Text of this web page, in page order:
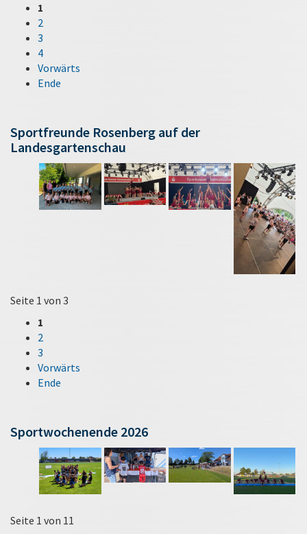
1
2
3
4
Vorwärts
Ende
Sportfreunde Rosenberg auf der
Landesgartenschau
Seite 1 von 3
1
2
3
Vorwärts
Ende
Sportwochenende 2026
Seite 1 von 11